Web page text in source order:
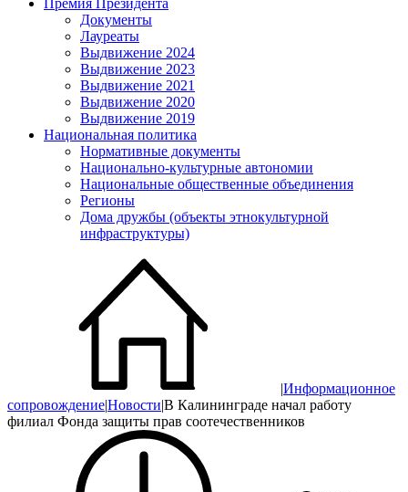
Премия Президента
Документы
Лауреаты
Выдвижение 2024
Выдвижение 2023
Выдвижение 2021
Выдвижение 2020
Выдвижение 2019
Национальная политика
Нормативные документы
Национально-культурные автономии
Национальные общественные объединения
Регионы
Дома дружбы (объекты этнокультурной
инфраструктуры)
|Информационное
сопровождение|Новости|В Калининграде начал работу
филиал Фонда защиты прав соотечественников